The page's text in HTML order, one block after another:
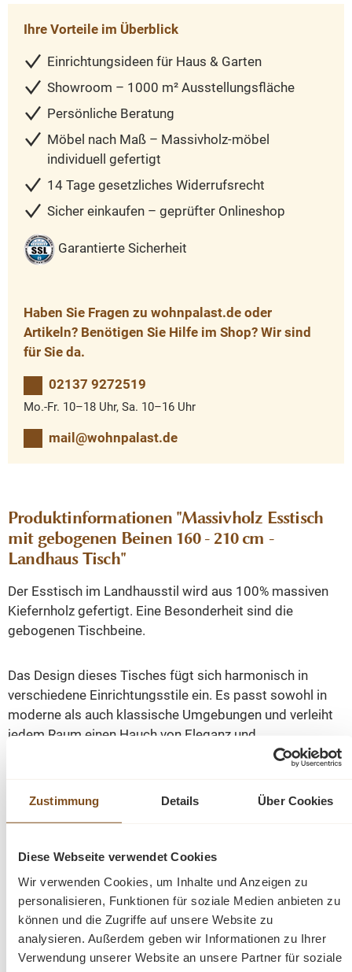
Zustimmung Details Über Cookies
Diese Webseite verwendet Cookies
Wir verwenden Cookies, um Inhalte und Anzeigen zu
personalisieren, Funktionen für soziale Medien anbieten zu
können und die Zugriffe auf unsere Website zu
analysieren. Außerdem geben wir Informationen zu Ihrer
Verwendung unserer Website an unsere Partner für soziale
Ihre Vorteile im Überblick
Einrichtungsideen für Haus & Garten
Showroom – 1000 m² Ausstellungsfläche
Persönliche Beratung
Möbel nach Maß – Massivholz-möbel
individuell gefertigt
14 Tage gesetzliches Widerrufsrecht
Sicher einkaufen – geprüfter Onlineshop
Garantierte Sicherheit
Haben Sie Fragen zu wohnpalast.de oder
Artikeln? Benötigen Sie Hilfe im Shop? Wir sind
für Sie da.
02137 9272519
Mo.-Fr. 10–18 Uhr, Sa. 10–16 Uhr
mail@wohnpalast.de
Produktinformationen "Massivholz Esstisch
mit gebogenen Beinen 160 - 210 cm -
Landhaus Tisch"
Der Esstisch im Landhausstil wird aus 100% massiven
Kiefernholz gefertigt. Eine Besonderheit sind die
gebogenen Tischbeine.
Das Design dieses Tisches fügt sich harmonisch in
verschiedene Einrichtungsstile ein. Es passt sowohl in
moderne als auch klassische Umgebungen und verleiht
jedem Raum einen Hauch von Eleganz und
Ein besonderes Möbelstück, das in jeder
Landhauseinrichtung seinen Platz findet. Mit diesem
Familie zu einzigartigen Erlebnissen.
Abmessungen: H: 78 cm, B: 160 cm, T: 90 cm
Abmessungen: H: 78 cm, B: 180 cm, T: 90 cm
Abmessungen: H: 78 cm, B: 210 cm, T: 90 cm
Massivholz Tisch